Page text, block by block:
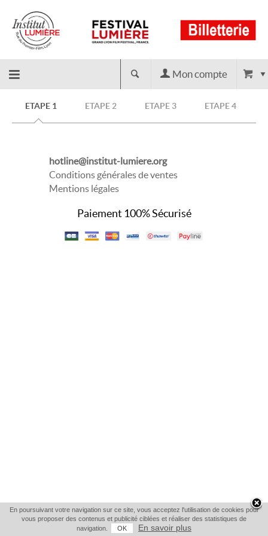
Retour
Mon compte
ETAPE 1 ETAPE 2 ETAPE 3 ETAPE 4
hotline@institut-lumiere.org
Conditions générales de ventes
Mentions légales
Paiement 100% Sécurisé
En poursuivant votre navigation sur ce site, vous acceptez l'utilisation de cookies pour
vous proposer des contenus et publicité ciblées et réaliser des statistiques de
navigation.
OK En savoir plus